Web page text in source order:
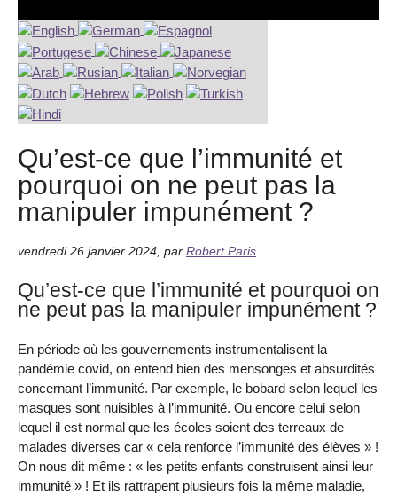
Qu’est-ce que l’immunité et
pourquoi on ne peut pas la
manipuler impunément ?
vendredi 26 janvier 2024 par Robert Paris
Qu’est-ce que l’immunité et pourquoi on
ne peut pas la manipuler impunément ?
En période où les gouvernements instrumentalisent la
pandémie covid, on entend bien des mensonges et absurdités
concernant l’immunité. Par exemple, le bobard selon lequel les
masques sont nuisibles à l’immunité. Ou encore celui selon
lequel il est normal que les écoles soient des terreaux de
malades diverses car « cela renforce l’immunité des élèves » !
On nous dit même : « les petits enfants construisent ainsi leur
immunité » ! Et ils rattrapent plusieurs fois la même maladie,